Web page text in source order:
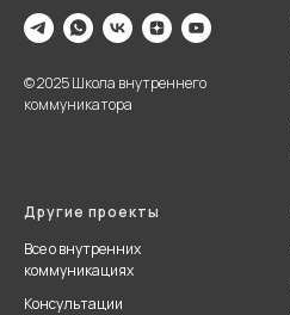
© 2025 Школа внутреннего
коммуникатора
Другие проекты
Все о внутренних
коммуникациях
Консультации